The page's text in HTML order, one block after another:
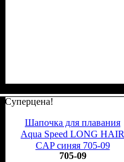
Суперцена!
Шапочка для плавания
Aqua Speed LONG HAIR
CAP синяя 705-09
705-09